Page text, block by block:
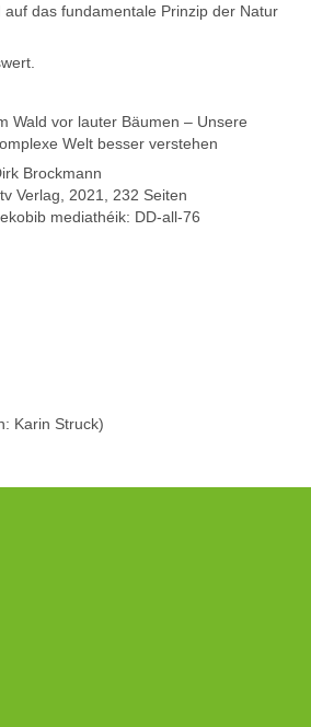
das fundamentale Prinzip der Natur
Wald vor lauter Bäumen – Unsere
Welt besser verstehen
Brockmann
Verlag, 2021, 232 Seiten
mediathéik: DD-all-76
Karin Struck)